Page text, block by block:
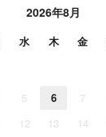
2026年8月
水 木 金
5 6 7
12 13 14